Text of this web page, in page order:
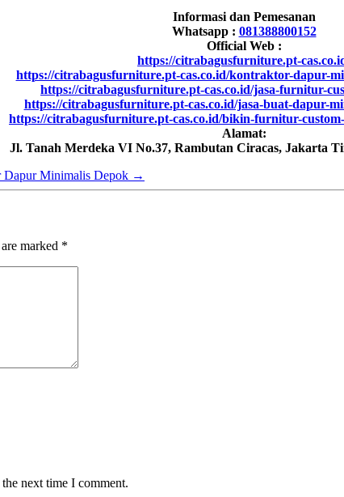
Informasi dan Pemesanan
Whatsapp : 081388800152
Official Web :
https://citrabagusfurniture.pt-
https://citrabagusfurniture.pt-cas.co.id/kontraktor-dapur-
https://citrabagusfurniture.pt-cas.co.id/jasa-furnitur-
https://citrabagusfurniture.pt-cas.co.id/jasa-buat-dapur-
https://citrabagusfurniture.pt-cas.co.id/bikin-furnitur-
Alamat:
Jl. Tanah Merdeka VI No.37, Rambutan Ciracas, Jakarta
Dapur Minimalis Depok →
marked *
next time I comment.